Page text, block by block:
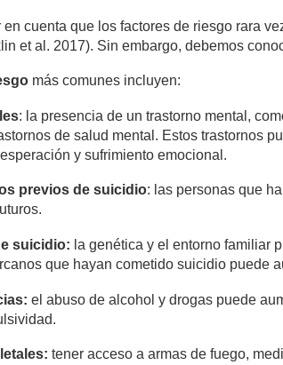
en cuenta que los factores de riesgo rara
et al. 2017). Sin embargo, debemos
más comunes incluyen:
: la presencia de un trastorno mental,
de salud mental. Estos trastornos
y sufrimiento emocional.
previos de suicidio: las personas que
suicidio: la genética y el entorno familiar
que hayan cometido suicidio puede
el abuso de alcohol y drogas puede
tener acceso a armas de fuego,